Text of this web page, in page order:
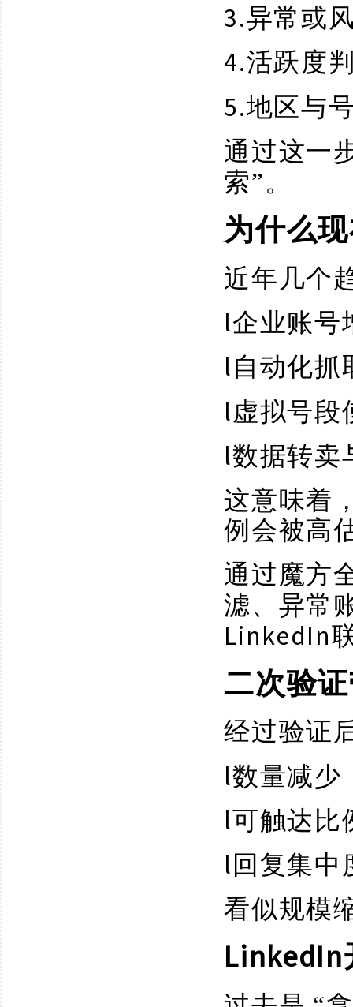
3.异常或
4.活跃度
5.地区与
通过这一
索”。
为什么
近年几个
l企业账号
l自动化抓
l虚拟号段
l数据转卖
这意味着
例会被高
通过魔方
滤、异常
LinkedIn
二次验
经过验证
l数量减少
l可触达比
l回复集中
看似规模